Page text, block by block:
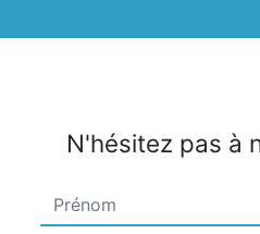
N'hésitez pas à